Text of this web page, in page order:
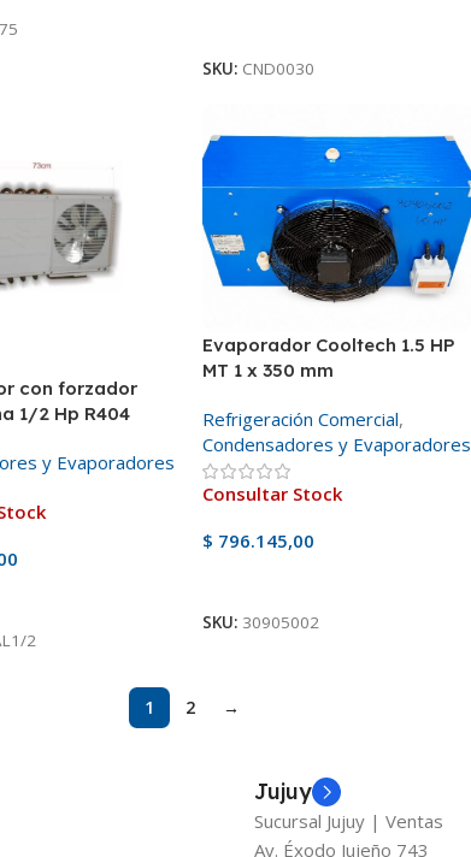
SKU: CND0030
con forzador
1/2 Hp R404
y Evaporadores
2
Evaporador Cooltech 1.5 HP
MT 1 x 350 mm
Refrigeración Comercial,
Condensadores y Evaporadores
Consultar Stock
$ 796.145,00
SKU: 30905002
1 2 →
Jujuy
Sucursal Jujuy | Ventas
Av. Éxodo Jujeño 743